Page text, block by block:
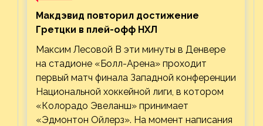
Макдэвид повторил достижение
Гретцки в плей-офф НХЛ
Максим Лесовой В эти минуты в Денвере
на стадионе «Болл-Арена» проходит
первый матч финала Западной конференции
Национальной хоккейной лиги, в котором
«Колорадо Эвеланш» принимает
«Эдмонтон Ойлерз». На момент написания